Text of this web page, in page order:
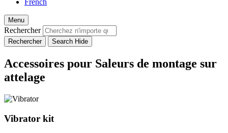
French
Menu
Rechercher
Accessoires pour Saleurs de montage sur
attelage
Vibrator kit